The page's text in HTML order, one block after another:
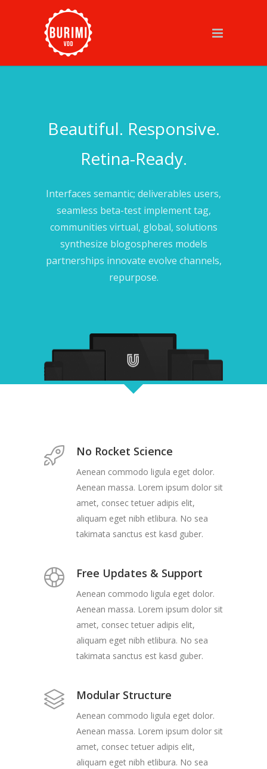
Beautiful. Responsive.
Retina-Ready.
Interfaces semantic; deliverables users,
seamless beta-test implement tag,
communities virtual, global, solutions
synthesize blogospheres models
partnerships innovate evolve channels,
repurpose.
No Rocket Science
Aenean commodo ligula eget dolor.
Aenean massa. Lorem ipsum dolor sit
amet, consec tetuer adipis elit,
aliquam eget nibh etlibura. No sea
takimata sanctus est kasd guber.
Free Updates & Support
Aenean commodo ligula eget dolor.
Aenean massa. Lorem ipsum dolor sit
amet, consec tetuer adipis elit,
aliquam eget nibh etlibura. No sea
takimata sanctus est kasd guber.
Modular Structure
Aenean commodo ligula eget dolor.
Aenean massa. Lorem ipsum dolor sit
amet, consec tetuer adipis elit,
aliquam eget nibh etlibura. No sea